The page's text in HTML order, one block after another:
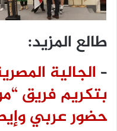
طالع المزيد:
– الجالية
بتكريم فريق
حضور عربي